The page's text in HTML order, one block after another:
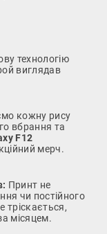
технологію
виглядав
кожну рису
вбрання та
F12
мерч.
Принт не
чи постійного
тріскається,
місяцем.